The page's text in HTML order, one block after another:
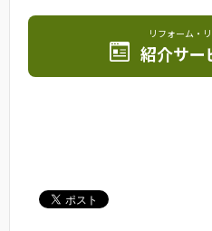
リフォーム・
紹介サー